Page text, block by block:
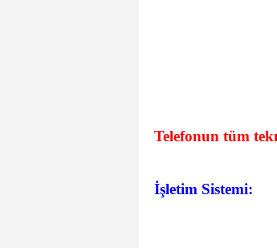
Telefonun tüm
İşletim Sistemi: